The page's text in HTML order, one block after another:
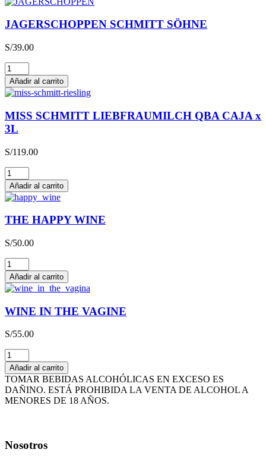
JAGERSCHOPPEN SCHMITT SÖHNE
S/39.00
JAGERSCHOPPEN
SCHMITT
SÖHNE
cantidad
Añadir al carrito
MISS SCHMITT LIEBFRAUMILCH QBA CAJA x
3L
S/119.00
MISS
SCHMITT
LIEBFRAUMILCH
QBA
CAJA
x
cantidad
Añadir al carrito
THE HAPPY WINE
S/50.00
THE
HAPPY
WINE
cantidad
Añadir al carrito
WINE IN THE VAGINE
S/55.00
WINE
IN
THE
VAGINE
cantidad
Añadir al carrito
TOMAR BEBIDAS ALCOHÓLICAS EN EXCESO ES
DAÑINO. ESTÁ PROHIBIDA LA VENTA DE ALCOHOL A
MENORES DE 18 AÑOS.
Nosotros